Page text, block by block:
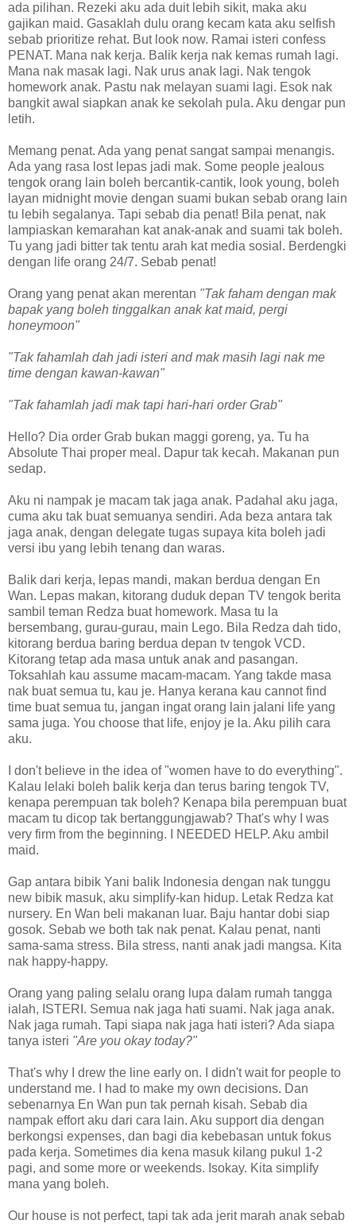
ada pilihan. Rezeki aku ada duit lebih sikit, maka aku
gajikan maid. Gasaklah dulu orang kecam kata aku selfish
sebab prioritize rehat. But look now. Ramai isteri confess
PENAT. Mana nak kerja. Balik kerja nak kemas rumah lagi.
Mana nak masak lagi. Nak urus anak lagi. Nak tengok
homework anak. Pastu nak melayan suami lagi. Esok nak
bangkit awal siapkan anak ke sekolah pula. Aku dengar pun
letih.
Memang penat. Ada yang penat sangat sampai menangis.
Ada yang rasa lost lepas jadi mak. Some people jealous
tengok orang lain boleh bercantik-cantik, look young, boleh
layan midnight movie dengan suami bukan sebab orang lain
tu lebih segalanya. Tapi sebab dia penat! Bila penat, nak
lampiaskan kemarahan kat anak-anak and suami tak boleh.
Tu yang jadi bitter tak tentu arah kat media sosial. Berdengki
dengan life orang 24/7. Sebab penat!
Orang yang penat akan merentan "Tak faham dengan mak
bapak yang boleh tinggalkan anak kat maid, pergi
honeymoon"
"Tak fahamlah dah jadi isteri and mak masih lagi nak me
time dengan kawan-kawan"
"Tak fahamlah jadi mak tapi hari-hari order Grab"
Hello? Dia order Grab bukan maggi goreng, ya. Tu ha
Absolute Thai proper meal. Dapur tak kecah. Makanan pun
sedap.
Aku ni nampak je macam tak jaga anak. Padahal aku jaga,
cuma aku tak buat semuanya sendiri. Ada beza antara tak
jaga anak, dengan delegate tugas supaya kita boleh jadi
versi ibu yang lebih tenang dan waras.
Balik dari kerja, lepas mandi, makan berdua dengan En
Wan. Lepas makan, kitorang duduk depan TV tengok berita
sambil teman Redza buat homework. Masa tu la
bersembang, gurau-gurau, main Lego. Bila Redza dah tido,
kitorang berdua baring berdua depan tv tengok VCD.
Kitorang tetap ada masa untuk anak and pasangan.
Toksahlah kau assume macam-macam. Yang takde masa
nak buat semua tu, kau je. Hanya kerana kau cannot find
time buat semua tu, jangan ingat orang lain jalani life yang
sama juga. You choose that life, enjoy je la. Aku pilih cara
aku.
I don't believe in the idea of ​​"women have to do everything".
Kalau lelaki boleh balik kerja dan terus baring tengok TV,
kenapa perempuan tak boleh? Kenapa bila perempuan buat
macam tu dicop tak bertanggungjawab? That's why I was
very firm from the beginning. I NEEDED HELP. Aku ambil
maid.
Gap antara bibik Yani balik Indonesia dengan nak tunggu
new bibik masuk, aku simplify-kan hidup. Letak Redza kat
nursery. En Wan beli makanan luar. Baju hantar dobi siap
gosok. Sebab we both tak nak penat. Kalau penat, nanti
sama-sama stress. Bila stress, nanti anak jadi mangsa. Kita
nak happy-happy.
Orang yang paling selalu orang lupa dalam rumah tangga
ialah, ISTERI. Semua nak jaga hati suami. Nak jaga anak.
Nak jaga rumah. Tapi siapa nak jaga hati isteri? Ada siapa
tanya isteri "Are you okay today?"
That's why I drew the line early on. I didn't wait for people to
understand me. I had to make my own decisions. Dan
sebenarnya En Wan pun tak pernah kisah. Sebab dia
nampak effort aku dari cara lain. Aku support dia dengan
berkongsi expenses, dan bagi dia kebebasan untuk fokus
pada kerja. Sometimes dia kena masuk kilang pukul 1-2
pagi, and some more or weekends. Isokay. Kita simplify
mana yang boleh.
Our house is not perfect, tapi tak ada jerit marah anak sebab